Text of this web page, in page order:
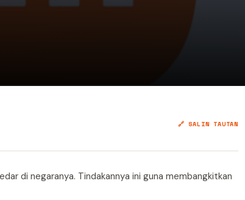
🔗 SALIN TAUTAN
di negaranya. Tindakannya ini guna membangkitkan